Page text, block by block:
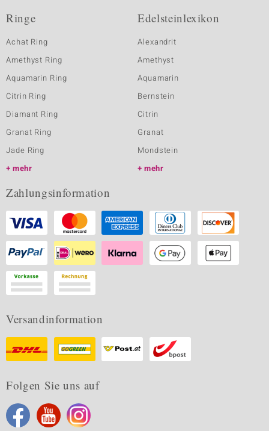
Ringe
Achat Ring
Amethyst Ring
Aquamarin Ring
Citrin Ring
Diamant Ring
Granat Ring
Jade Ring
mehr
Edelsteinlexikon
Alexandrit
Amethyst
Aquamarin
Bernstein
Citrin
Granat
Mondstein
mehr
Zahlungsinformation
Versandinformation
Folgen Sie uns auf